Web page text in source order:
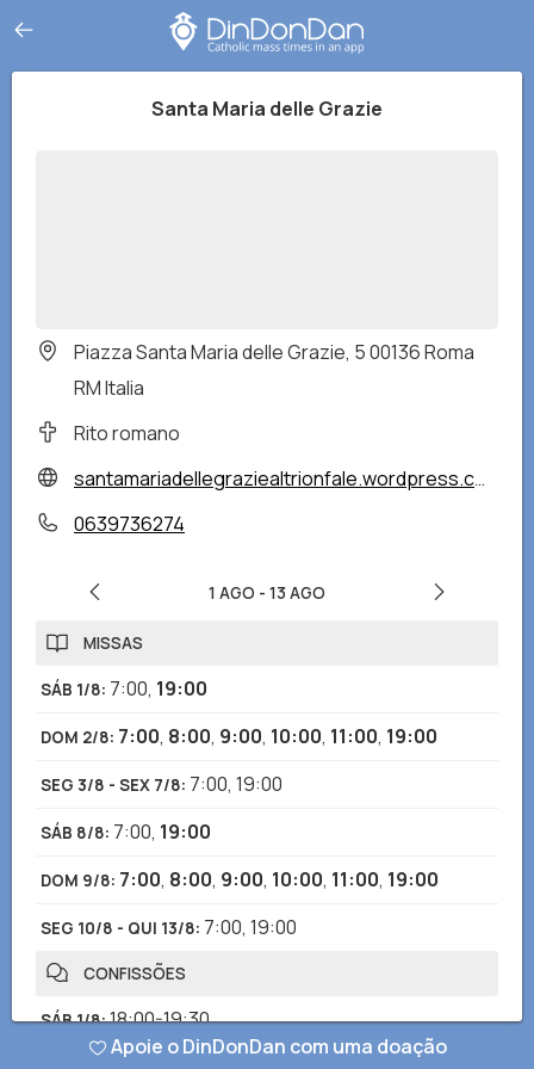
Santa Maria delle Grazie
Piazza Santa Maria delle Grazie, 5 00136 Roma
RM Italia
Rito romano
santamariadellegraziealtrionfale.wordpress.com
0639736274
1 AGO - 13 AGO
MISSAS
SÁB 1/8: 7:00, 19:00
DOM 2/8: 7:00, 8:00, 9:00, 10:00, 11:00, 19:00
SEG 3/8 - SEX 7/8: 7:00, 19:00
SÁB 8/8: 7:00, 19:00
DOM 9/8: 7:00, 8:00, 9:00, 10:00, 11:00, 19:00
SEG 10/8 - QUI 13/8: 7:00, 19:00
CONFISSÕES
SÁB 1/8:18:00-19:30
Apoie o DinDonDan com uma doação